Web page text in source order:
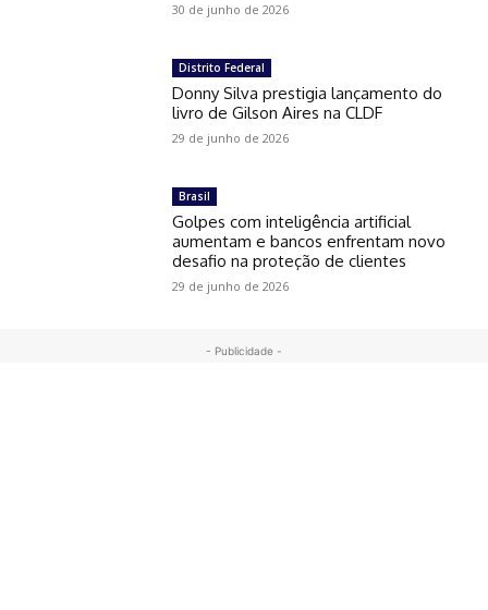
30 de junho de 2026
Distrito Federal
Donny Silva prestigia lançamento do
livro de Gilson Aires na CLDF
29 de junho de 2026
Brasil
Golpes com inteligência artificial
aumentam e bancos enfrentam novo
desafio na proteção de clientes
29 de junho de 2026
- Publicidade -